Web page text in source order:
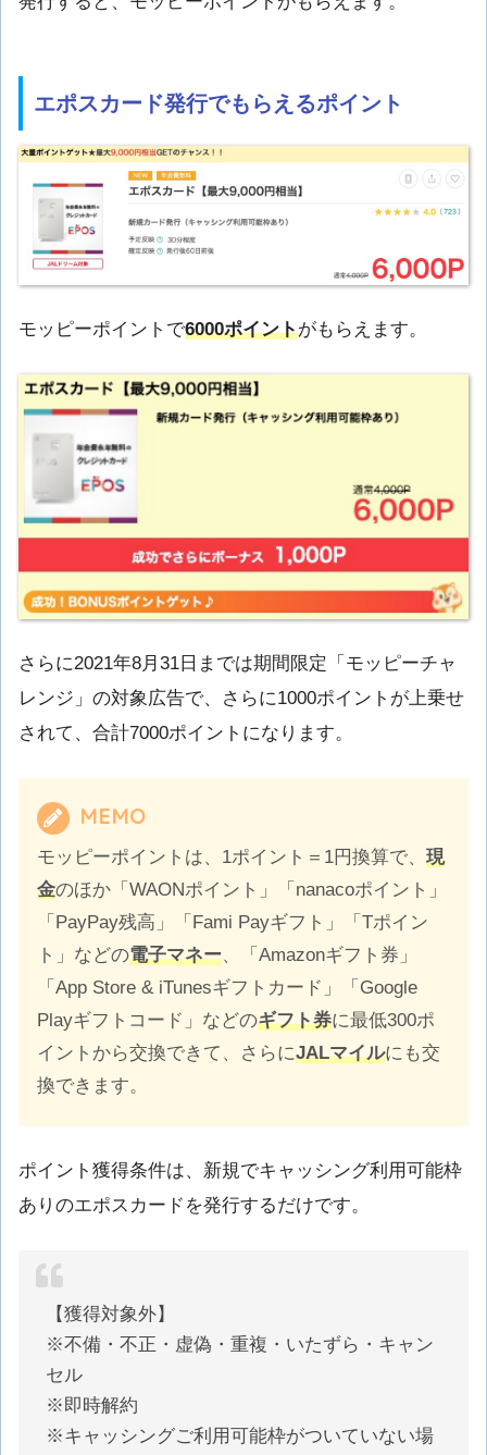
エポスカード発行でもらえるポイント
モッピーポイントで6000ポイントがもらえます。
さらに2021年8月31日までは期間限定「モッピーチャ
レンジ」の対象広告で、さらに1000ポイントが上乗せ
されて、合計7000ポイントになります。
MEMO
モッピーポイントは、1ポイント＝1円換算で、 現
金のほか「WAONポイント」「nanacoポイント」
「PayPay残高」「Fami Payギフト」「Tポイン
ト」などの電子マネー、「Amazonギフト券」
「App Store & iTunesギフトカード」「Google
Playギフトコード」などのギフト券に最低300ポ
イントから交換できて、さらにJALマイルにも交
換できます。
ポイント獲得条件は、新規でキャッシング利用可能枠
ありのエポスカードを発行するだけです。
【獲得対象外】
※不備・不正・虚偽・重複・いたずら・キャン
セル
※即時解約
※キャッシングご利用可能枠がついていない場